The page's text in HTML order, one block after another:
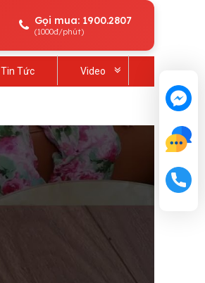
Gọi mua: 1900.2807
(1000đ/phút)
Tin Tức Video